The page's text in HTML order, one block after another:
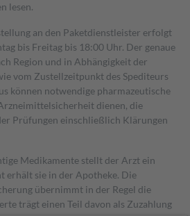
lesen.
an den Paketdienstleister erfolgt
bis Freitag bis 18:00 Uhr. Der genaue
Region und in Abhängigkeit der
vom Zustellzeitpunkt des Spediteurs
können notwendige pharmazeutische
dienen, die
Prüfungen einschließlich Klärungen
Medikamente stellt der Arzt ein
erhält sie in der Apotheke. Die
übernimmt in der Regel die
trägt einen Teil davon als Zuzahlung